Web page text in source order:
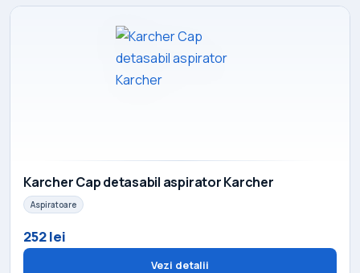
Karcher Cap detasabil aspirator Karcher
Aspiratoare
252 lei
Vezi detalii